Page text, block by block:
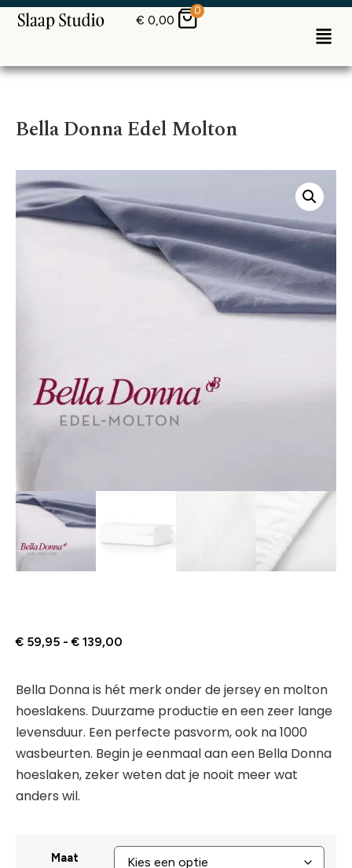
€ 0,00
0
Bella Donna Edel Molton
€ 59,95 - € 139,00
Bella Donna is hét merk onder de jersey en molton
hoeslakens. Duurzame productie en een zeer lange
levensduur. Een perfecte pasvorm, ook na 1000
wasbeurten. Begin je eenmaal aan een Bella Donna
hoeslaken, zeker weten dat je nooit meer wat
anders wil.
Maat